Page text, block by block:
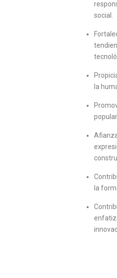
social.
la
popular.
la